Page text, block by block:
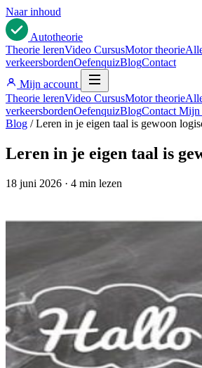
Naar inhoud
Autotheorie
Theorie lerenVideo CursusMotor theorie
verkeersbordenOefenquizBlogContact
Mijn account
Theorie lerenVideo CursusMotor theorie
verkeersbordenOefenquizBlogContact Mijn
Blog / Leren in je eigen taal is gewoon
Leren in je eigen taal is
18 juni 2026 · 4 min lezen